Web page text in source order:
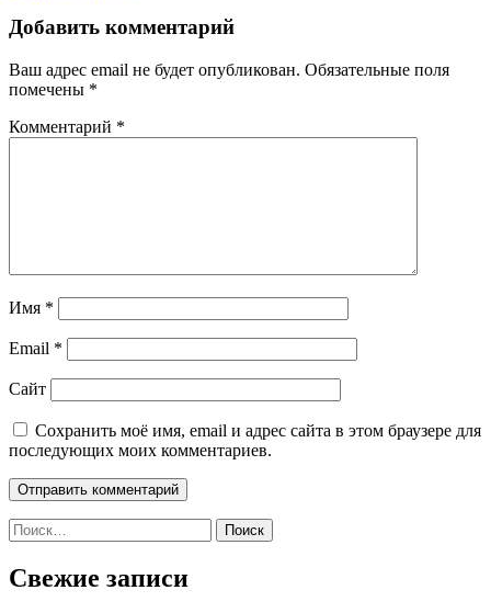
Добавить комментарий
Ваш адрес email не будет опубликован. Обязательные поля
помечены *
Комментарий *
Имя *
Email *
Сайт
Сохранить моё имя, email и адрес сайта в этом браузере для
последующих моих комментариев.
Найти:
Свежие записи